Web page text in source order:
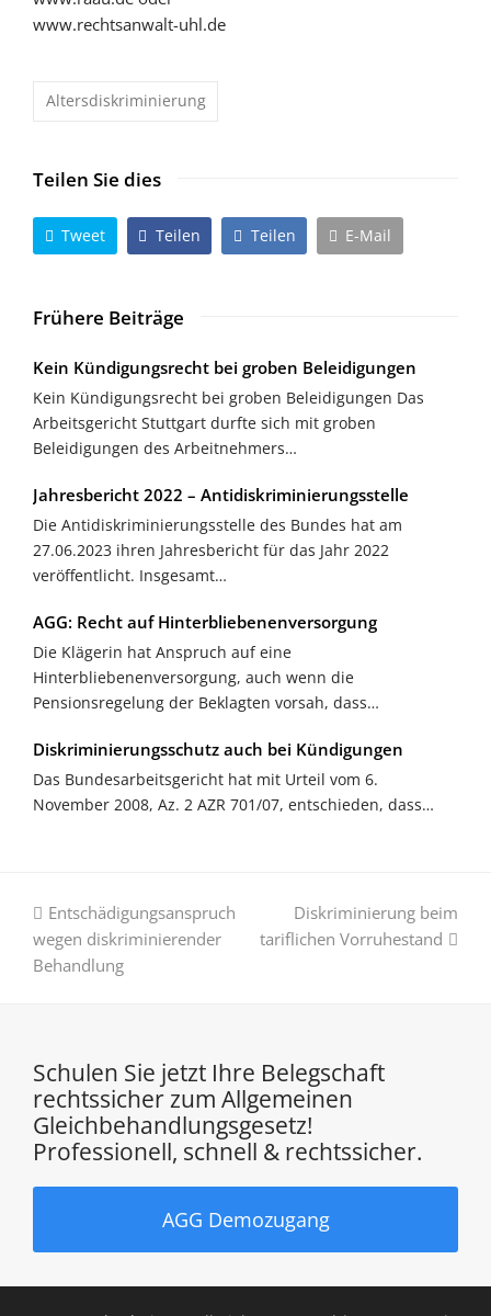
www.rechtsanwalt-uhl.de
Altersdiskriminierung
Teilen Sie dies
Tweet Teilen Teilen E-Mail
Frühere Beiträge
Kein Kündigungsrecht bei groben Beleidigungen
Kein Kündigungsrecht bei groben Beleidigungen Das
Arbeitsgericht Stuttgart durfte sich mit groben
Beleidigungen des Arbeitnehmers…
Jahresbericht 2022 – Antidiskriminierungsstelle
Die Antidiskriminierungsstelle des Bundes hat am
27.06.2023 ihren Jahresbericht für das Jahr 2022
veröffentlicht. Insgesamt…
AGG: Recht auf Hinterbliebenenversorgung
Die Klägerin hat Anspruch auf eine
Hinterbliebenenversorgung, auch wenn die
Pensionsregelung der Beklagten vorsah, dass…
Diskriminierungsschutz auch bei Kündigungen
Das Bundesarbeitsgericht hat mit Urteil vom 6.
November 2008, Az. 2 AZR 701/07, entschieden, dass…
vorheriger
Beitrag:
Entschädigungsanspruch
wegen diskriminierender
Behandlung
Nächster
Beitrag:
Diskriminierung beim
tariflichen Vorruhestand
Schulen Sie jetzt Ihre Belegschaft
rechtssicher zum Allgemeinen
Gleichbehandlungsgesetz!
Professionell, schnell & rechtssicher.
AGG Demozugang